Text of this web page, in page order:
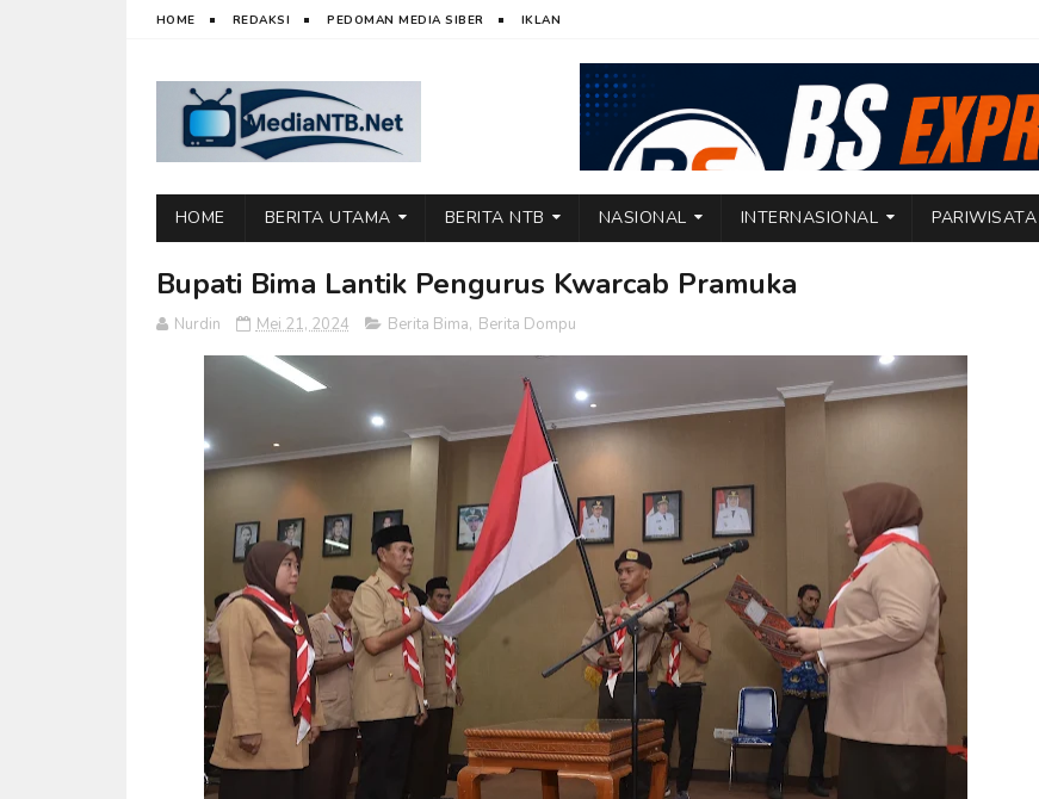
HOME REDAKSI PEDOMAN MEDIA SIBER IKLAN
HOME BERITA UTAMA BERITA NTB NASIONAL INTERNASIONAL PARIWISATA
Bupati Bima Lantik Pengurus Kwarcab Pramuka
Nurdin Mei 21, 2024 Berita Bima, Berita Dompu